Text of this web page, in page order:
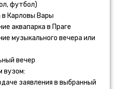
футбол)
в Карловы Вары
аквапарка в Праге
музыкального вечера или
вечер
вузом:
заявления в выбранный